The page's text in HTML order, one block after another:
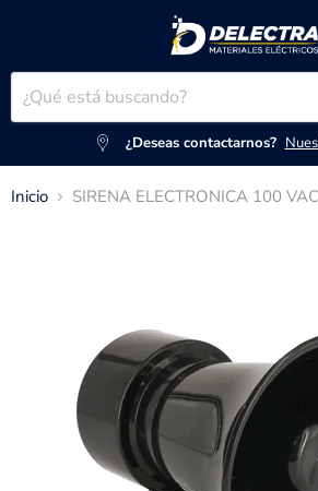
¿Deseas contactarnos?
Inicio SIRENA ELECTRONICA 100